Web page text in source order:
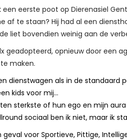
een eerste poot op Dierenasiel
af te staan? Hij had al een
liet bovendien weinig aan de
geadopteerd, opnieuw door een
maken.
dienstwagen als in de standaard
kids voor mij…
sterkste of hun ego en mijn aura
sociaal ben ik niet, maar ik
geval voor Sportieve, Pittige,